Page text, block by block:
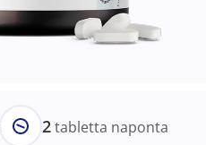
2tabletta naponta